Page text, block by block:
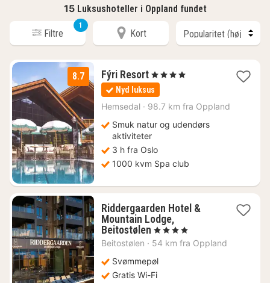
15 Luksushoteller i Oppland fundet
Filtre
1
Kort
8.7 Fýri Resort3
nætter
fra
962
, 4 Stjerner
Nyd luksus
Hemsedal · 98.7 km fra Oppland
Smuk natur og udendørs
aktiviteter
3 h fra Oslo
1000 kvm Spa club
Riddergaarden Hotel &
Mountain Lodge,
Beitostølen 1
nat
1357
kr.
, 4 Stjerner
Beitostølen · 54 km fra Oppland
Svømmepøl
Gratis Wi-Fi